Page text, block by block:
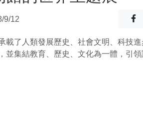
9/12 分
載了人類發展歷史、社會文明、科技
並集結教育、歷史、文化為一體，引